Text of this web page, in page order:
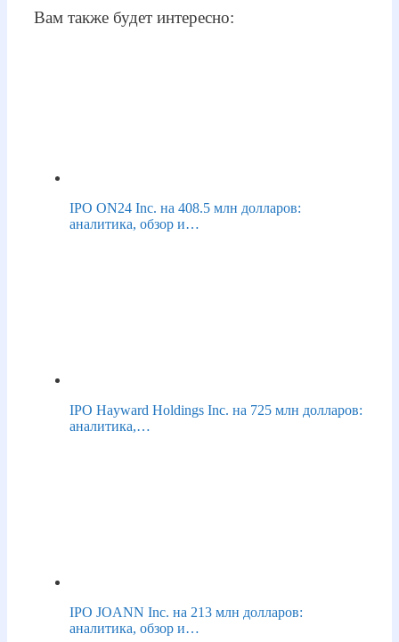
Вам также будет интересно:
IPO ON24 Inc. на 408.5 млн долларов:
аналитика, обзор и…
IPO Hayward Holdings Inc. на 725 млн долларов:
аналитика,…
IPO JOANN Inc. на 213 млн долларов:
аналитика, обзор и…